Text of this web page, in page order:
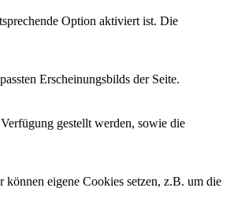
Option aktiviert ist. Die
Erscheinungsbilds der Seite.
gestellt werden, sowie die
eigene Cookies setzen, z.B. um die